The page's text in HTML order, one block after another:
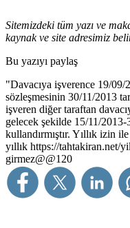
Sitemizdeki tüm yazı ve
kaynak ve site adresimiz
Bu yazıyı paylaş
"Davacıya işverence 19/
sözleşmesinin 30/11/2013
işveren diğer taraftan
gelecek şekilde 15/11/2013-
kullandırmıştır. Yıllık izin
yıllık https://tahtakiran.net/
girmez@@120